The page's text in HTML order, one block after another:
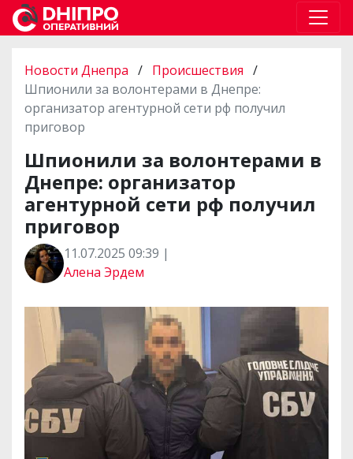
Новости Днепра / Происшествия /
Шпионили за волонтерами в Днепре:
организатор агентурной сети рф получил
приговор
Шпионили за волонтерами в
Днепре: организатор
агентурной сети рф получил
приговор
11.07.2025 09:39 |
Алена Эрдем